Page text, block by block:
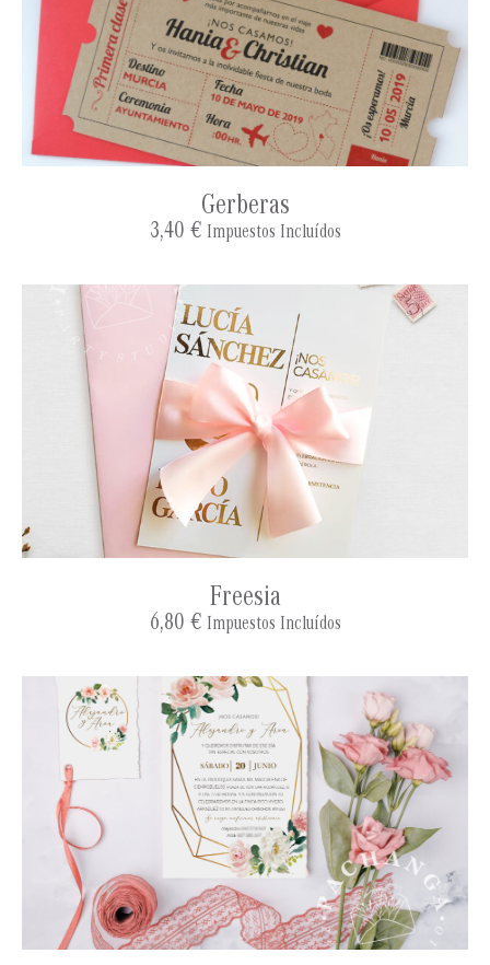
Gerberas
3,40 € Impuestos Incluídos
Freesia
6,80 € Impuestos Incluídos